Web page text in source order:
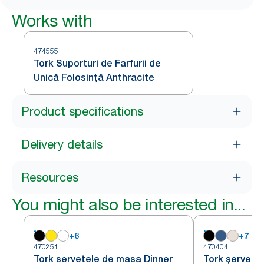
Works with
474555
Tork Suporturi de Farfurii de
Unică Folosință Anthracite
Product specifications
Delivery details
Resources
You might also be interested in...
+6
470251
Tork servetele de masa Dinner
+7
470404
Tork